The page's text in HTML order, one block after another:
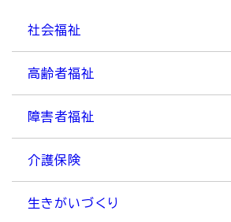
社会福祉
高齢者福祉
障害者福祉
介護保険
生きがいづくり